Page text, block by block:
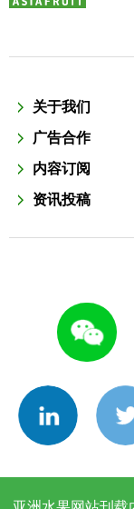
关于我们
广告合作
内容订阅
资讯投稿